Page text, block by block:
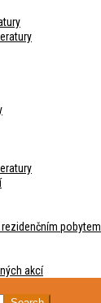
pobytem
akcí